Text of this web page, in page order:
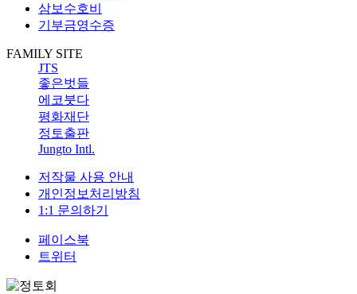
삼보수호비
기부금영수증
FAMILY SITE
JTS
좋은벗들
에코붓다
평화재단
정토출판
Jungto Intl.
저작물 사용 안내
개인정보처리방침
1:1 문의하기
페이스북
트위터